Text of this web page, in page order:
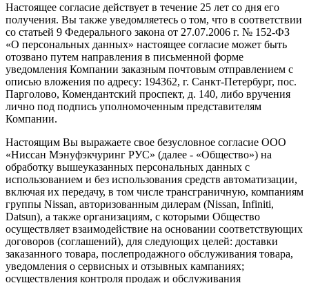
Настоящее согласие действует в течение 25 лет со дня его
получения. Вы также уведомляетесь о том, что в соответствии
со статьей 9 Федерального закона от 27.07.2006 г. № 152-ФЗ
«О персональных данных» настоящее согласие может быть
отозвано путем направления в письменной форме
уведомления Компании заказным почтовым отправлением с
описью вложения по адресу: 194362, г. Санкт-Петербург, пос.
Парголово, Комендантский проспект, д. 140, либо вручения
лично под подпись уполномоченным представителям
Компании.
Настоящим Вы выражаете свое безусловное согласие ООО
«Ниссан Мэнуфэкчуринг РУС» (далее - «Общество») на
обработку вышеуказанных персональных данных с
использованием и без использования средств автоматизации,
включая их передачу, в том числе трансграничную, компаниям
группы Nissan, авторизованным дилерам (Nissan, Infiniti,
Datsun), а также организациям, с которыми Общество
осуществляет взаимодействие на основании соответствующих
договоров (соглашений), для следующих целей: доставки
заказанного товара, послепродажного обслуживания товара,
уведомления о сервисных и отзывных кампаниях;
осуществления контроля продаж и обслуживания